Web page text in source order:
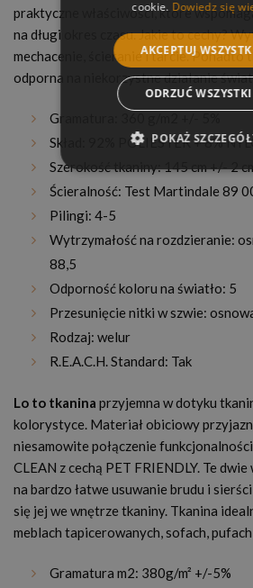
praktyczne właściwości, które
na długi okres czasu. Jakie to cechy?
mechacenie, ścieranie i tarcie. Ponadto
odporna na niekorzystne działanie
Gramatura: 360 g/m2 +/- 5%
Skład: 92% POLIESTER + 8%
Szerokość tkaniny: 145 cm +/- 2
Ścieralność: Test Martindale 89
Pilingi: 4-5
Wytrzymałość na rozdzieranie:
88,5
Odporność koloru na światło: 5
Przesunięcie nitki w szwie:
Rodzaj: welur
R.E.A.C.H. Standard: Tak
Lo to tkanina przyjemna w dotyku
kolorystyce. Materiał obiciowy
niesamowite połączenie
CLEAN z cechą PET FRIENDLY. Te
na bardzo łatwe usuwanie brudu i
się jej we wnętrze tkaniny. Tkanina
meblach tapicerowanych, sofach,
Gramatura m2: 380g/m² +/-5%
cookie. Dowiedz się
AKCEPTUJ
ODRZUĆ
POKAŻ